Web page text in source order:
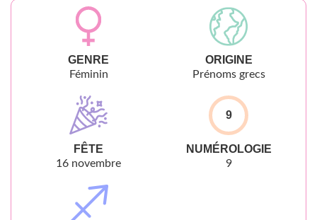
GENRE
Féminin
ORIGINE
Prénoms grecs
FÊTE
16 novembre
9
NUMÉROLOGIE
9